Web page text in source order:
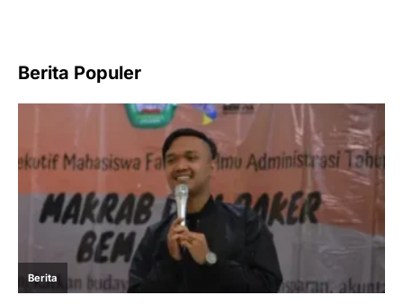
Berita Populer